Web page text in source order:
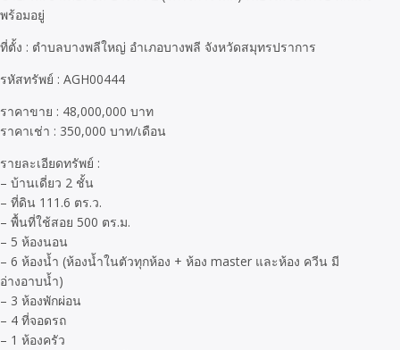
พร้อมอยู่
ที่ตั้ง : ตำบลบางพลีใหญ่ อำเภอบางพลี จังหวัดสมุทรปราการ
รหัสทรัพย์ : AGH00444
ราคาขาย : 48,000,000 บาท
ราคาเช่า : 350,000 บาท/เดือน
รายละเอียดทรัพย์ :
– บ้านเดี่ยว 2 ชั้น
– ที่ดิน 111.6 ตร.ว.
– พื้นที่ใช้สอย 500 ตร.ม.
– 5 ห้องนอน
– 6 ห้องน้ำ (ห้องน้ำในตัวทุกห้อง + ห้อง master และห้อง ควีน มี
อ่างอาบน้ำ)
– 3 ห้องพักผ่อน
– 4 ที่จอดรถ
– 1 ห้องครัว